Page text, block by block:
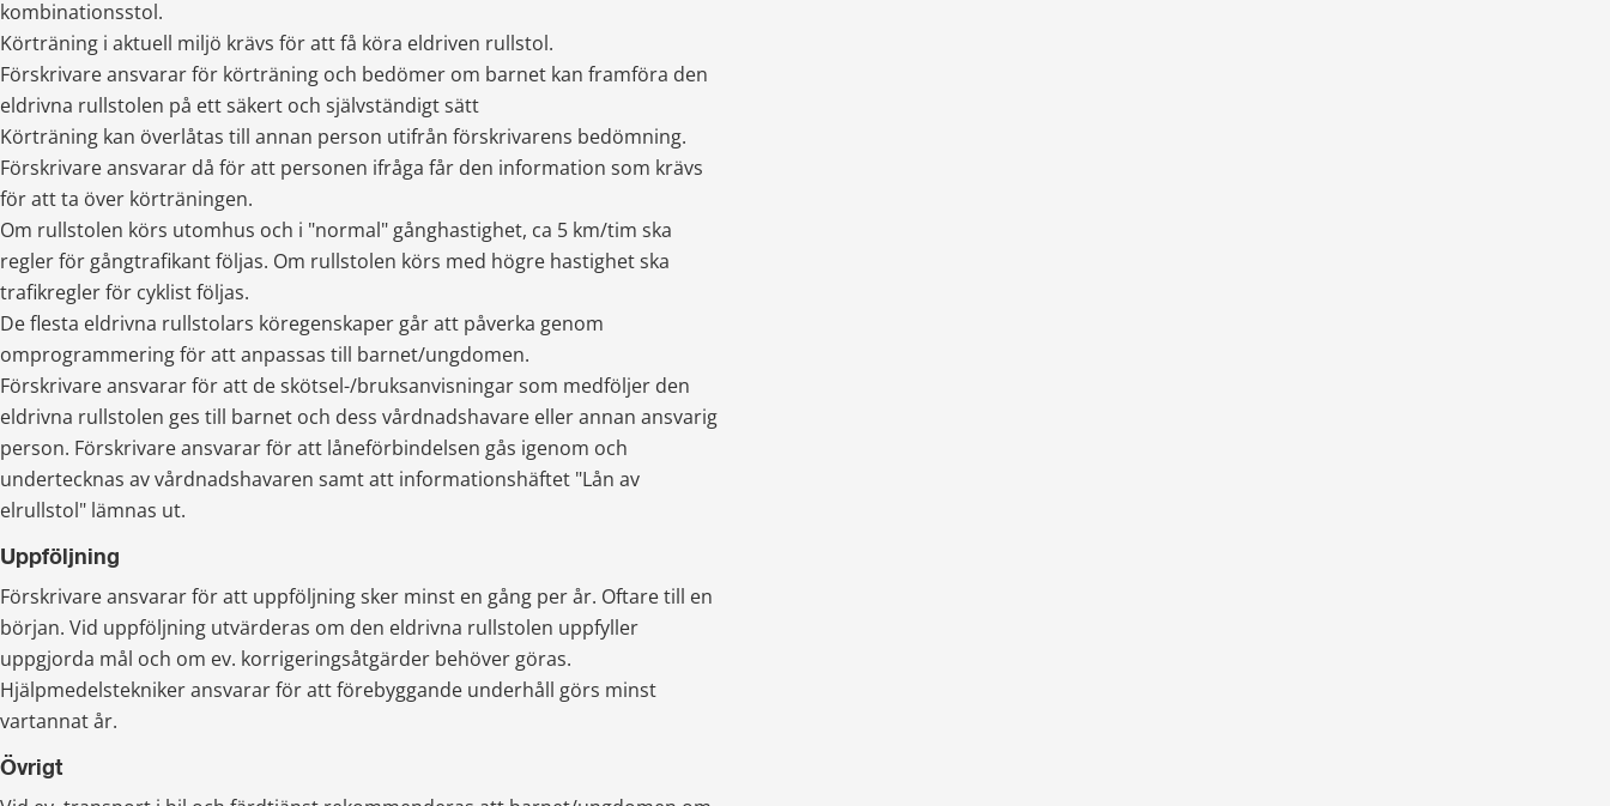
kombinationsstol.
Körträning i aktuell miljö krävs för att få köra eldriven rullstol.
Förskrivare ansvarar för körträning och bedömer om barnet kan framföra den
eldrivna rullstolen på ett säkert och självständigt sätt
Körträning kan överlåtas till annan person utifrån förskrivarens bedömning.
Förskrivare ansvarar då för att personen ifråga får den information som krävs
för att ta över körträningen.
Om rullstolen körs utomhus och i "normal" gånghastighet, ca 5 km/tim ska
regler för gångtrafikant följas. Om rullstolen körs med högre hastighet ska
trafikregler för cyklist följas.
De flesta eldrivna rullstolars köregenskaper går att påverka genom
omprogrammering för att anpassas till barnet/ungdomen.
Förskrivare ansvarar för att de skötsel-/bruksanvisningar som medföljer den
eldrivna rullstolen ges till barnet och dess vårdnadshavare eller annan ansvarig
person. Förskrivare ansvarar för att låneförbindelsen gås igenom och
undertecknas av vårdnadshavaren samt att informationshäftet "Lån av
elrullstol" lämnas ut.
Uppföljning
Förskrivare ansvarar för att uppföljning sker minst en gång per år. Oftare till en
början. Vid uppföljning utvärderas om den eldrivna rullstolen uppfyller
uppgjorda mål och om ev. korrigeringsåtgärder behöver göras.
Hjälpmedelstekniker ansvarar för att förebyggande underhåll görs minst
vartannat år.
Övrigt